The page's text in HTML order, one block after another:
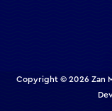
Copyright © 2026 Zan